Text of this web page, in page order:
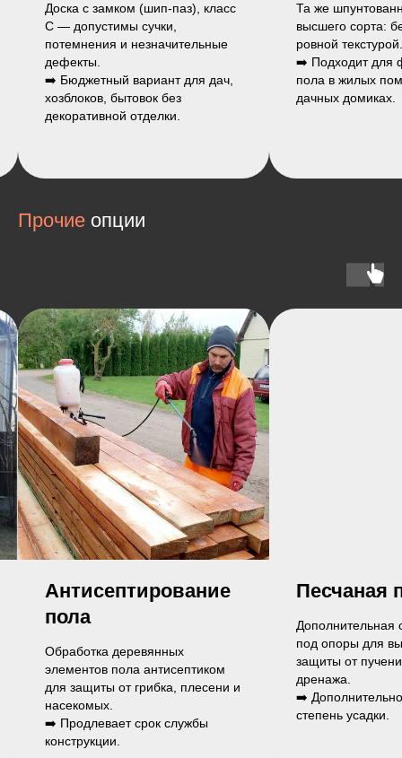
Та же шпунтованная доска, но
высшего сорта: без сучков и с
ровной текстурой.
➡️ Подходит для финишного
пола в жилых помещениях и
дачных домиках.
подготовленное
(например, ОСП
Устойчив к влаге
➡️ Практичное
временных
Прочие опции
Песчаная подушка
Дополнительная отсыпка песком
защиты от пучения и улучшения
➡️ Дополнительно, уменьшает
Свайный
Металлические
диаметром 76
основание для
конструкции.
➡️ Подходит для